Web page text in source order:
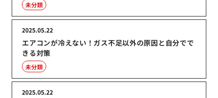
未分類
エアコンが冷えない！ガス不足以外の原因と自分でで
きる対策
2025.05.22
未分類
2025.05.22